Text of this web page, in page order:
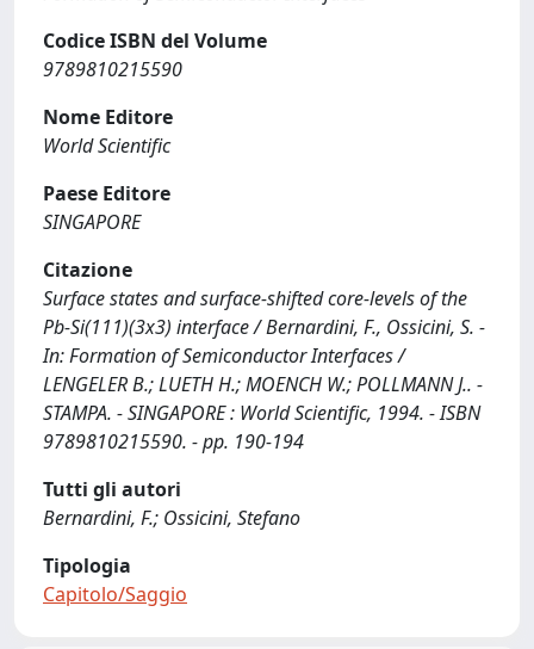
Codice ISBN del Volume
9789810215590
Nome Editore
World Scientific
Paese Editore
SINGAPORE
Citazione
Surface states and surface-shifted core-levels of the
Pb-Si(111)(3x3) interface / Bernardini, F., Ossicini, S. -
In: Formation of Semiconductor Interfaces /
LENGELER B.; LUETH H.; MOENCH W.; POLLMANN J.. -
STAMPA. - SINGAPORE : World Scientific, 1994. - ISBN
9789810215590. - pp. 190-194
Tutti gli autori
Bernardini, F.; Ossicini, Stefano
Tipologia
Capitolo/Saggio